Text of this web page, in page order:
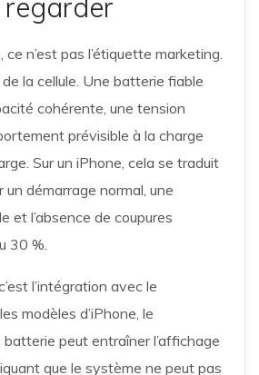
ce n’est pas l’étiquette marketing.
de la cellule. Une batterie fiable
cohérente, une tension
prévisible à la charge
Sur un iPhone, cela se traduit
démarrage normal, une
et l’absence de coupures
30 %.
l’intégration avec le
modèles d’iPhone, le
peut entraîner l’affichage
que le système ne peut pas